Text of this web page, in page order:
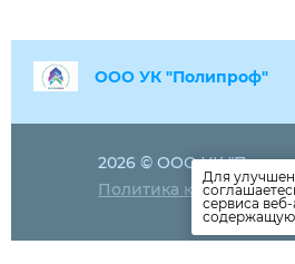
ООО УК "Полипроф"
2026 © ООО УК
Политика
Для
сервиса